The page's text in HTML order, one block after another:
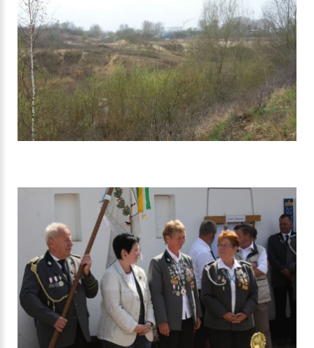
SONTIGES
FESTAKTE